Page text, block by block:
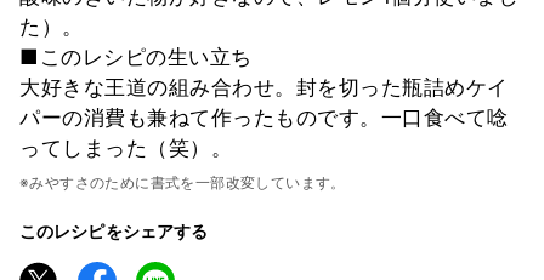
た）。
■このレシピの生い立ち
大好きな王道の組み合わせ。封を切った瓶詰めケイ
パーの消費も兼ねて作ったものです。一口食べて唸
ってしまった（笑）。
※みやすさのために書式を一部改変しています。
このレシピをシェアする